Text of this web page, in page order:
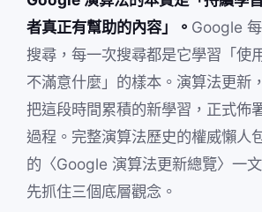
者真正有幫助的內容」。 Google
搜尋，每一次搜尋都是它學習「使
不滿意什麼」的樣本。演算法更新
把這段時間累積的新學習，正式佈
過程。完整演算法歷史的權威懶人
的〈Google 演算法更新總覽〉一
先抓住三個底層觀念。